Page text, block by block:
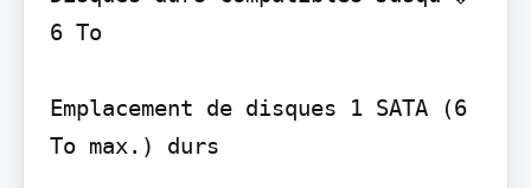
6 To
Emplacement de disques 1 SATA (6
To max.) durs